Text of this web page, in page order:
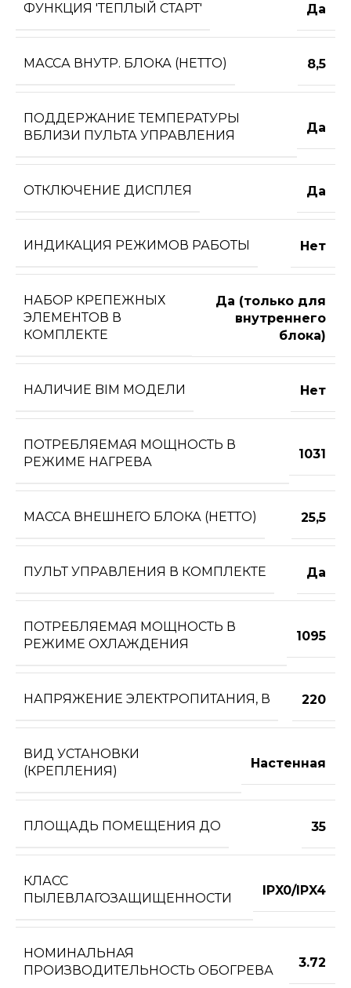
ФУНКЦИЯ 'ТЕПЛЫЙ СТАРТ' Да
МАССА ВНУТР. БЛОКА (НЕТТО) 8,5
ПОДДЕРЖАНИЕ ТЕМПЕРАТУРЫ
ВБЛИЗИ ПУЛЬТА УПРАВЛЕНИЯ
Да
ОТКЛЮЧЕНИЕ ДИСПЛЕЯ Да
ИНДИКАЦИЯ РЕЖИМОВ РАБОТЫ Нет
НАБОР КРЕПЕЖНЫХ
ЭЛЕМЕНТОВ В
КОМПЛЕКТЕ
Да (только для
внутреннего
блока)
НАЛИЧИЕ BIM МОДЕЛИ Нет
ПОТРЕБЛЯЕМАЯ МОЩНОСТЬ В
РЕЖИМЕ НАГРЕВА
1031
МАССА ВНЕШНЕГО БЛОКА (НЕТТО) 25,5
ПУЛЬТ УПРАВЛЕНИЯ В КОМПЛЕКТЕ Да
ПОТРЕБЛЯЕМАЯ МОЩНОСТЬ В
РЕЖИМЕ ОХЛАЖДЕНИЯ
1095
НАПРЯЖЕНИЕ ЭЛЕКТРОПИТАНИЯ, В 220
ВИД УСТАНОВКИ
(КРЕПЛЕНИЯ)
Настенная
ПЛОЩАДЬ ПОМЕЩЕНИЯ ДО 35
КЛАСС
ПЫЛЕВЛАГОЗАЩИЩЕННОСТИ
IPX0/IPX4
НОМИНАЛЬНАЯ
ПРОИЗВОДИТЕЛЬНОСТЬ ОБОГРЕВА
3.72